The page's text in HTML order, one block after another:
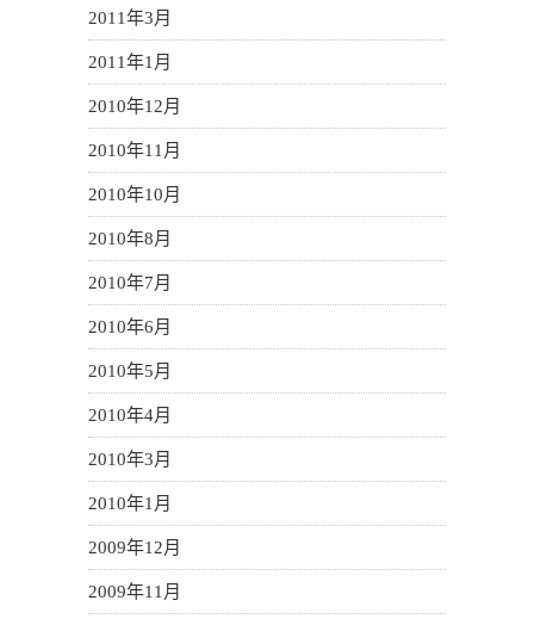
2011年3月
2011年1月
2010年12月
2010年11月
2010年10月
2010年8月
2010年7月
2010年6月
2010年5月
2010年4月
2010年3月
2010年1月
2009年12月
2009年11月